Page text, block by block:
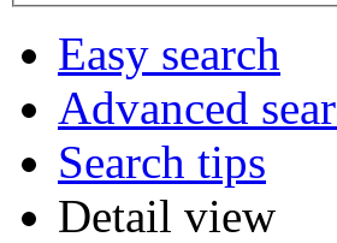
Easy search
Advanced
Search tips
Detail view